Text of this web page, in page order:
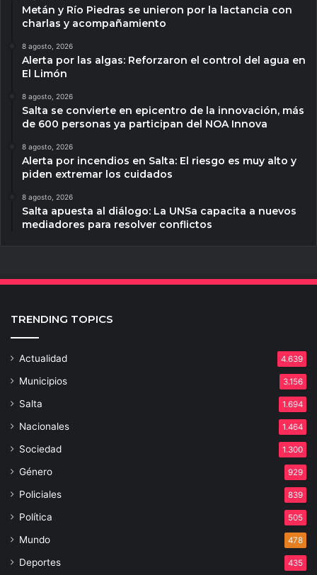
Metán y Río Piedras se unieron por la lactancia con
charlas y acompañamiento
8 agosto, 2026
Alerta por las algas: Reforzaron el control del agua en
El Limón
8 agosto, 2026
Salta se convierte en epicentro de la innovación, más
de 600 personas ya participan del NOA Innova
8 agosto, 2026
Alerta por incendios en Salta: El riesgo es muy alto y
piden extremar los cuidados
8 agosto, 2026
Salta apuesta al diálogo: La UNSa capacita a nuevos
mediadores para resolver conflictos
TRENDING TOPICS
Actualidad 4.639
Municipios 3.156
Salta 1.694
Nacionales 1.464
Sociedad 1.300
Género 929
Policiales 839
Política 505
Mundo 478
Deportes 435